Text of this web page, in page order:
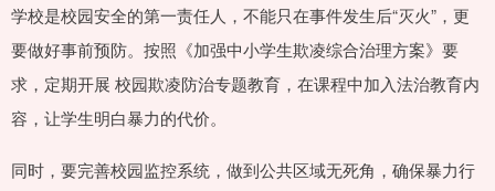
学校是校园安全的第一责任人，不能只在事件发生后“灭火”，更
要做好事前预防。按照《加强中小学生欺凌综合治理方案》要
求，定期开展 校园欺凌防治专题教育，在课程中加入法治教育内
容，让学生明白暴力的代价。
同时，要完善校园监控系统，做到公共区域无死角，确保暴力行